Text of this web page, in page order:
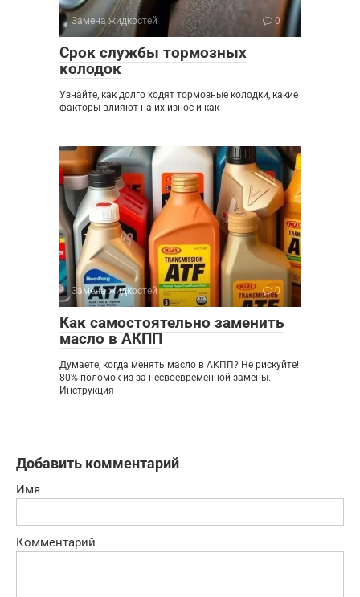
Замена жидкостей 0
Срок службы тормозных
колодок
Узнайте, как долго ходят тормозные колодки, какие
факторы влияют на их износ и как
Замена жидкостей 0
Как самостоятельно заменить
масло в АКПП
Думаете, когда менять масло в АКПП? Не рискуйте!
80% поломок из-за несвоевременной замены.
Инструкция
Добавить комментарий
Имя
Комментарий